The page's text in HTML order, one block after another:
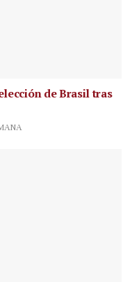
de Brasil tras